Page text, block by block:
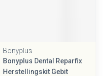
Bonyplus
Bonyplus Dental Reparfix
Herstellingskit Gebit